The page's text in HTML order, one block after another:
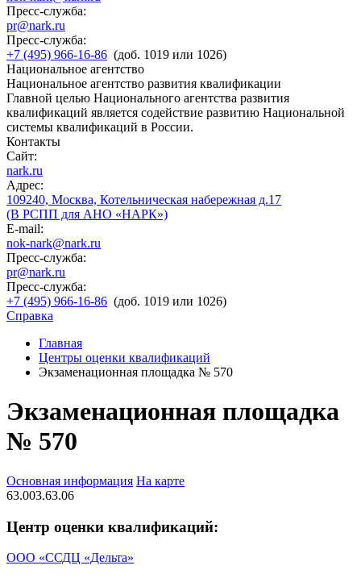
Пресс-служба:
pr@nark.ru
Пресс-служба:
+7 (495) 966-16-86 (доб. 1019 или 1026)
Национальное агентство
Национальное агентство развития квалификации
Главной целью Национального агентства развития
квалификаций является содействие развитию Национальной
системы квалификаций в России.
Контакты
Сайт:
nark.ru
Адрес:
109240, Москва, Котельническая набережная д.17
(В РСПП для АНО «НАРК»)
E-mail:
nok-nark@nark.ru
Пресс-служба:
pr@nark.ru
Пресс-служба:
+7 (495) 966-16-86 (доб. 1019 или 1026)
Справка
Главная
Центры оценки квалификаций
Экзаменационная площадка № 570
Экзаменационная площадка
№ 570
Основная информация На карте
63.003.63.06
Центр оценки квалификаций:
ООО «ССДЦ «Дельта»